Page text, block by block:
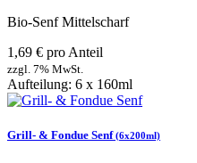
Bio-Senf Mittelscharf
1,69 € pro Anteil
zzgl. 7% MwSt.
Aufteilung: 6 x 160ml
Grill- & Fondue Senf(6x200ml)